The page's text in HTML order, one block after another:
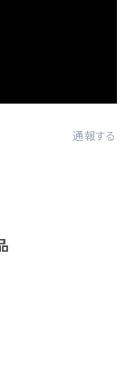
通報する